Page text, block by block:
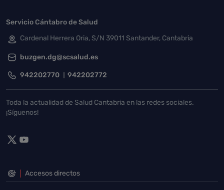
Servicio Cántabro de Salud
Cardenal Herrera Oria, S/N 39011 Santander, Cantabria
buzgen.dg@scsalud.es
942202770 942202772
Toda la actualidad de Salud Cantabria en las redes sociales.
¡Síguenos!
Accesos directos